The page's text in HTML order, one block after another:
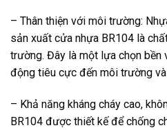
– Thân thiện với môi trường:
sản xuất cửa nhựa BR104 là
trường. Đây là một lựa chọn bền
động tiêu cực đến môi trường
– Khả năng kháng cháy cao,
BR104 được thiết kế để chống